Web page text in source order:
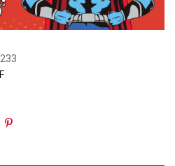
Google+Pinterest